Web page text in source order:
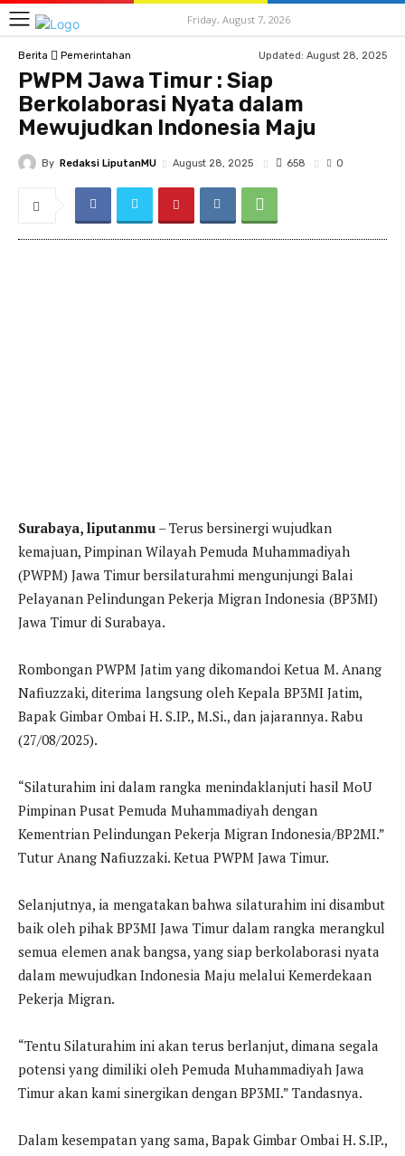
Friday, August 7, 2026
Berita Pemerintahan Updated: August 28, 2025
PWPM Jawa Timur : Siap
Berkolaborasi Nyata dalam
Mewujudkan Indonesia Maju
By Redaksi LiputanMU August 28, 2025 658 0
Surabaya, liputanmu – Terus bersinergi wujudkan
kemajuan, Pimpinan Wilayah Pemuda Muhammadiyah
(PWPM) Jawa Timur bersilaturahmi mengunjungi Balai
Pelayanan Pelindungan Pekerja Migran Indonesia (BP3MI)
Jawa Timur di Surabaya.
Rombongan PWPM Jatim yang dikomandoi Ketua M. Anang
Nafiuzzaki, diterima langsung oleh Kepala BP3MI Jatim,
Bapak Gimbar Ombai H. S.IP., M.Si., dan jajarannya. Rabu
(27/08/2025).
“Silaturahim ini dalam rangka menindaklanjuti hasil MoU
Pimpinan Pusat Pemuda Muhammadiyah dengan
Kementrian Pelindungan Pekerja Migran Indonesia/BP2MI.”
Tutur Anang Nafiuzzaki. Ketua PWPM Jawa Timur.
Selanjutnya, ia mengatakan bahwa silaturahim ini disambut
baik oleh pihak BP3MI Jawa Timur dalam rangka merangkul
semua elemen anak bangsa, yang siap berkolaborasi nyata
dalam mewujudkan Indonesia Maju melalui Kemerdekaan
Pekerja Migran.
“Tentu Silaturahim ini akan terus berlanjut, dimana segala
potensi yang dimiliki oleh Pemuda Muhammadiyah Jawa
Timur akan kami sinergikan dengan BP3MI.” Tandasnya.
Dalam kesempatan yang sama, Bapak Gimbar Ombai H. S.IP.,